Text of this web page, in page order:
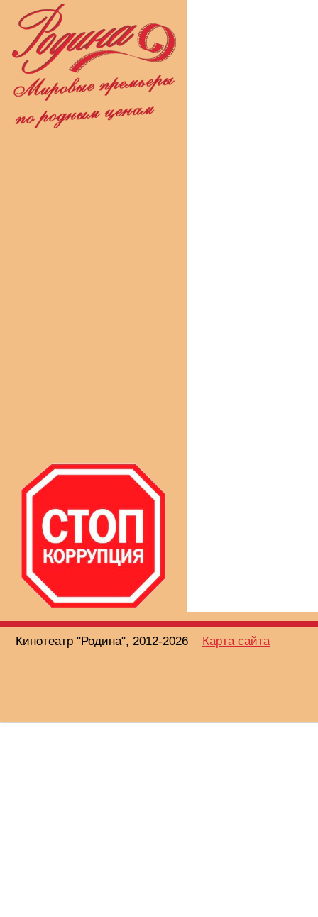
Кинотеатр "Родина", 2012-2026 Карта сайта